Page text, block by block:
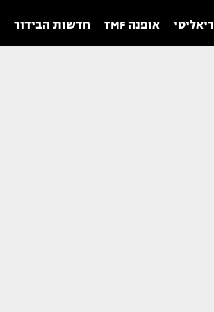
ריאליטי אופנה TMF חדשות הבידור